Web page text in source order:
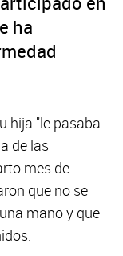
ha
hija "le pasaba
de las
mes de
que no se
mano y que